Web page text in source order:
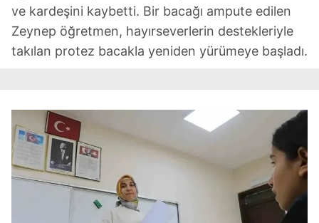
Metnimiziziyaret edebilirsiniz.
6698 sayılı Kişisel Verilerin Korunması Kanunu uyarınca
hazırlanmış Aydınlatma Metnimizi okumak ve sitemizde
ve kardeşini kaybetti. Bir bacağı ampute edilen
Zeynep öğretmen, hayırseverlerin destekleriyle
takılan protez bacakla yeniden yürümeye başladı.